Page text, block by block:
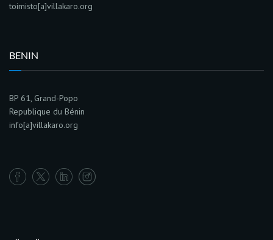
toimisto[a]villakaro.org
BENIN
BP 61, Grand-Popo
Republique du Bénin
info[a]villakaro.org